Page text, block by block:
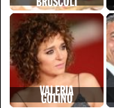
VALERIA
GOLINO